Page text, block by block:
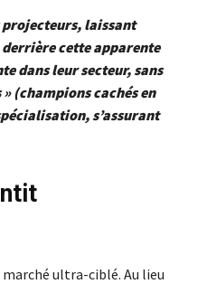
laissant
derrière cette apparente
dans leur secteur, sans
(champions cachés en
s’assurant
marché ultra-ciblé. Au lieu